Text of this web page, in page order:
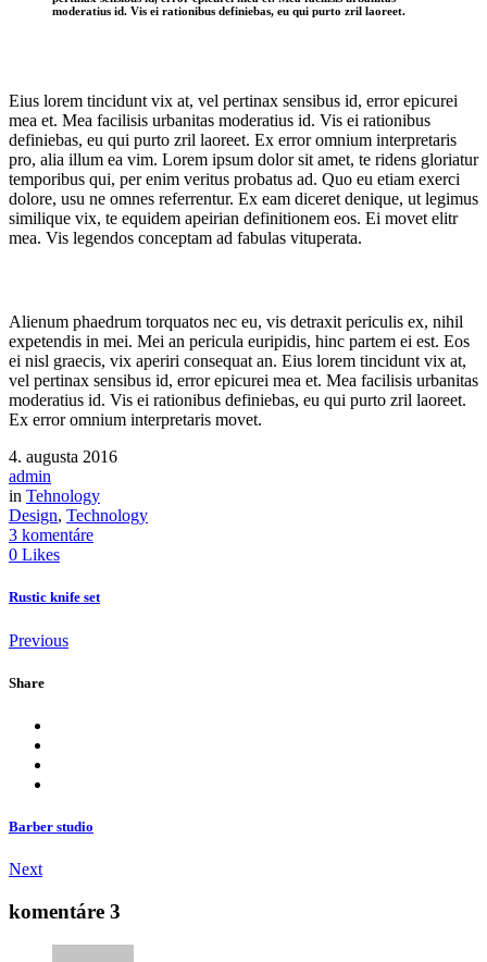
moderatius id. Vis ei rationibus definiebas, eu qui purto zril laoreet.
Eius lorem tincidunt vix at, vel pertinax sensibus id, error epicurei
mea et. Mea facilisis urbanitas moderatius id. Vis ei rationibus
definiebas, eu qui purto zril laoreet. Ex error omnium interpretaris
pro, alia illum ea vim. Lorem ipsum dolor sit amet, te ridens gloriatur
temporibus qui, per enim veritus probatus ad. Quo eu etiam exerci
dolore, usu ne omnes referrentur. Ex eam diceret denique, ut legimus
similique vix, te equidem apeirian definitionem eos. Ei movet elitr
mea. Vis legendos conceptam ad fabulas vituperata.
Alienum phaedrum torquatos nec eu, vis detraxit periculis ex, nihil
expetendis in mei. Mei an pericula euripidis, hinc partem ei est. Eos
ei nisl graecis, vix aperiri consequat an. Eius lorem tincidunt vix at,
vel pertinax sensibus id, error epicurei mea et. Mea facilisis urbanitas
moderatius id. Vis ei rationibus definiebas, eu qui purto zril laoreet.
Ex error omnium interpretaris movet.
4. augusta 2016
admin
in Tehnology
Design, Technology
3 komentáre
0 Likes
Rustic knife set
Previous
Share
Barber studio
Next
komentáre 3